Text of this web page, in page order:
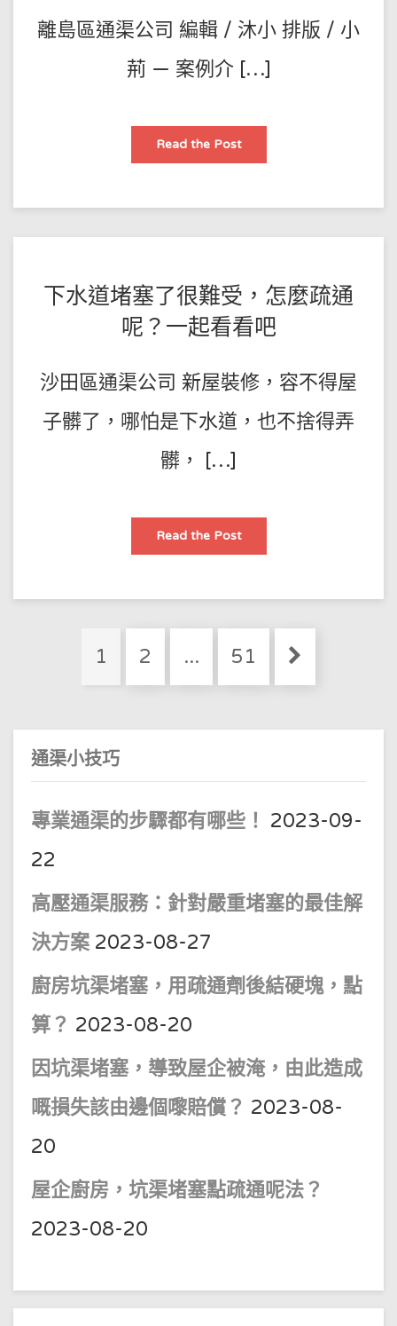
了
······
02
離島區通渠公司 編輯 / 沐小 排版 / 小
荊 — 案例介 […]
Read the Post下
道
導
因
不
明
法
院：
住
戶
承
擔
POSTED
ON
2021-
02
BY
王
師
下水道堵塞了很難受，怎麼疏通
呢？一起看看吧
沙田區通渠公司 新屋裝修，容不得屋
子髒了，哪怕是下水道，也不捨得弄
髒， […]
Read the Post下
道
了
怎
麼
通
看
paginationPage
1 Page
2 ... Page
51
通渠小技巧
專業通渠的步驟都有哪些！ 2023-09-
22
高壓通渠服務：針對嚴重堵塞的最佳解
決方案 2023-08-27
廚房坑渠堵塞，用疏通劑後結硬塊，點
算？ 2023-08-20
因坑渠堵塞，導致屋企被淹，由此造成
嘅損失該由邊個嚟賠償？ 2023-08-
20
屋企廚房，坑渠堵塞點疏通呢法？
2023-08-20